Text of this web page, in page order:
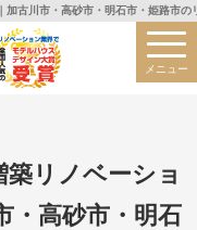
古川市・高砂市・明石市・姫路市
築リノベーショ
・高砂市・明石
メニュー